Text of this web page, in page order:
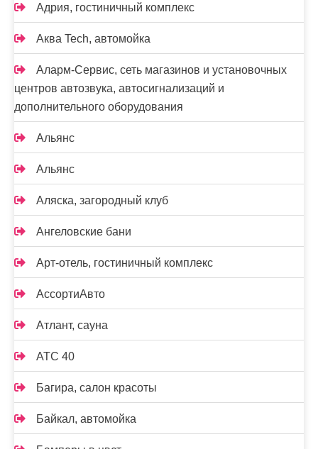
Адрия, гостиничный комплекс
Аква Tech, автомойка
Аларм-Сервис, сеть магазинов и установочных
центров автозвука, автосигнализаций и
дополнительного оборудования
Альянс
Альянс
Аляска, загородный клуб
Ангеловские бани
Арт-отель, гостиничный комплекс
АссортиАвто
Атлант, сауна
АТС 40
Багира, салон красоты
Байкал, автомойка